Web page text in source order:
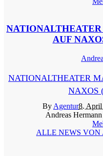
AUF
NATIONALTHEATER
NAXOS
By Agentur8. April
Andreas
ALLE NEWS